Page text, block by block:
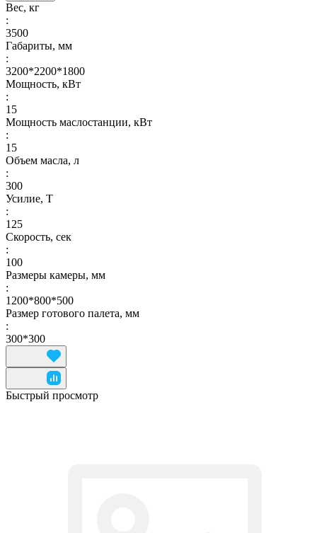
Вес, кг
:
3500
Габариты, мм
:
3200*2200*1800
Мощность, кВт
:
15
Мощность маслостанции, кВт
:
15
Объем масла, л
:
300
Усилие, Т
:
125
Скорость, сек
:
100
Размеры камеры, мм
:
1200*800*500
Размер готового палета, мм
:
300*300
Быстрый просмотр